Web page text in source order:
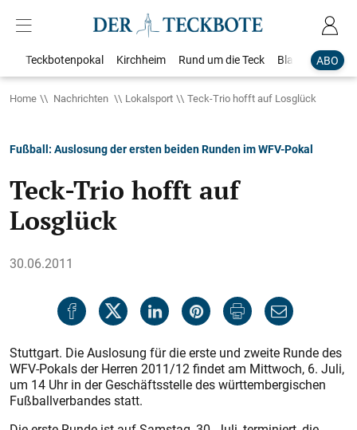
ABO
Teckbotenpokal Kirchheim Rund um die Teck Blaulicht
Home Nachrichten Lokalsport Teck-Trio hofft auf Losglück
Fußball: Auslosung der ersten beiden Runden im WFV-Pokal
Teck-Trio hofft auf
Losglück
30.06.2011
Stuttgart. Die Auslosung für die ers­te und zweite Runde des
WFV-Pokals der Herren 2011/12 findet am Mittwoch, 6. Juli,
um 14 Uhr in der Geschäftsstelle des württembergischen
Fußballverbandes statt.